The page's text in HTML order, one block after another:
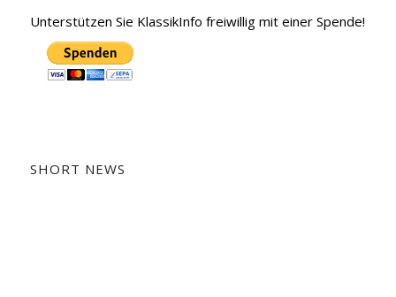
Unterstützen Sie KlassikInfo freiwillig mit einer Spende!
SHORT NEWS